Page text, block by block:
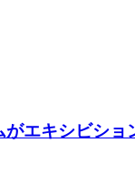
エキシビシ